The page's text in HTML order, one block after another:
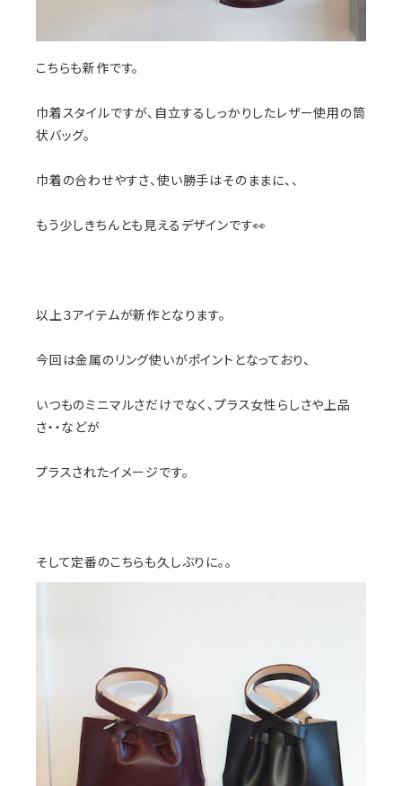
こちらも新作です。
巾着スタイルですが、自立するしっかりしたレザー使用の筒
状バッグ。
巾着の合わせやすさ、使い勝手はそのままに、、
もう少しきちんとも見えるデザインです👀
以上３アイテムが新作となります。
今回は金属のリング使いがポイントとなっており、
いつものミニマルさだけでなく、プラス女性らしさや上品
さ・・などが
プラスされたイメージです。
そして定番のこちらも久しぶりに。。